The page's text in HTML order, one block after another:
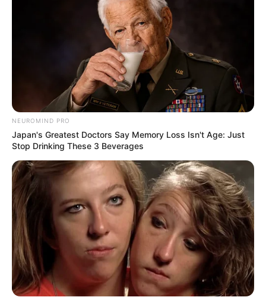
Who Will Take On The Iconic Role Next? Bond
Casting Rumors
Britney Spears' Look Has Changed — Here's Why
NEUROMIND PRO
Japan's Greatest Doctors Say Memory Loss Isn't Age: Just
Stop Drinking These 3 Beverages